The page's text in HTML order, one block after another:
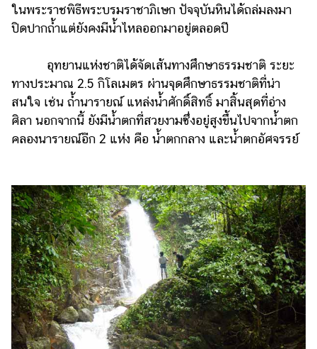
ในพระราชพิธีพระบรมราชาภิเษก ปัจจุบันหินได้ถล่มลงมา
ปิดปากถ้ำแต่ยังคงมีน้ำไหลออกมาอยู่ตลอดปี
อุทยานแห่งชาติได้จัดเส้นทางศึกษาธรรมชาติ ระยะ
ทางประมาณ 2.5 กิโลเมตร ผ่านจุดศึกษาธรรมชาติที่น่า
สนใจ เช่น ถ้ำนารายณ์ แหล่งน้ำศักดิ์สิทธิ์ มาสิ้นสุดที่อ่าง
ศิลา นอกจากนี้ ยังมีน้ำตกที่สวยงามซึ่งอยู่สูงขึ้นไปจากน้ำตก
คลองนารายณ์อีก 2 แห่ง คือ น้ำตกกลาง และน้ำตกอัศจรรย์